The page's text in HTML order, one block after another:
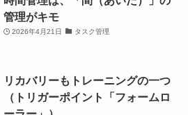
管理がキモ
2026年4月21日 タスク管理
リカバリーもトレーニングの一つ
（トリガーポイント「フォームロ